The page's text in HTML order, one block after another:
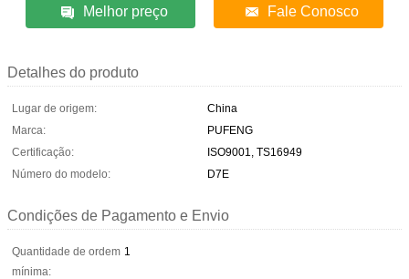
Melhor preço Fale Conosco
Detalhes do produto
Lugar de origem:
China
Marca:
PUFENG
Certificação:
ISO9001, TS16949
Número do modelo:
D7E
Condições de Pagamento e Envio
Quantidade de ordem
mínima:
1